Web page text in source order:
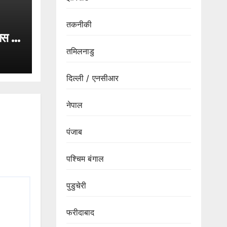
9
पर
तकनीकी
तमिलनाडु
दिल्ली / एनसीआर
नेपाल
पंजाब
पश्चिम बंगाल
पुडुचेरी
फरीदाबाद